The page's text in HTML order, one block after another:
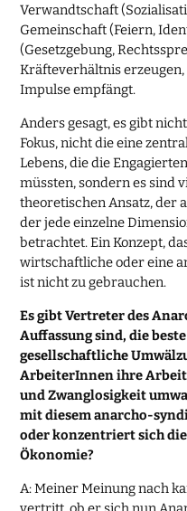
Verwandtschaft
Gemeinschaft (Feiern,
(Gesetzgebung,
Kräfteverhältnis
Impulse empfängt.
Anders gesagt, es gibt
Fokus, nicht die eine
Lebens, die die
müssten, sondern es sind
theoretischen Ansatz, der
der jede einzelne
betrachtet. Ein Konzept,
wirtschaftliche oder eine
ist nicht zu gebrauchen.
Es gibt Vertreter des
Auffassung sind, die
gesellschaftliche
ArbeiterInnen ihre
und Zwanglosigkeit
mit diesem anarcho-
oder konzentriert sich
Ökonomie?
A: Meiner Meinung nach